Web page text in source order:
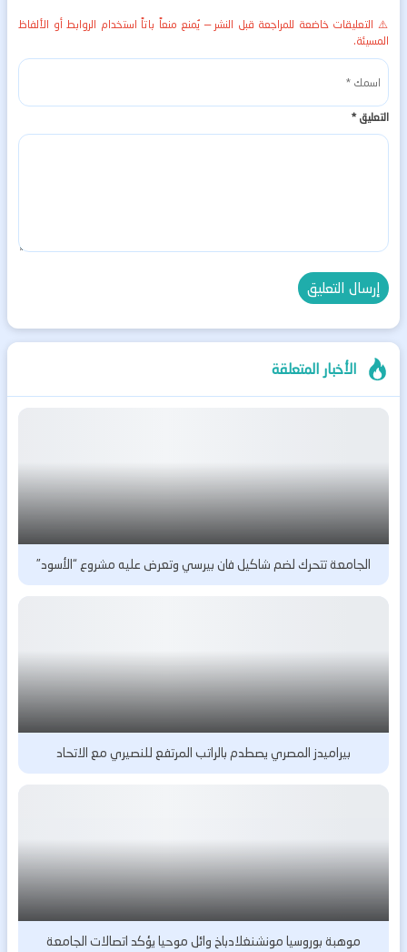
⚠️ التعليقات خاضعة للمراجعة قبل النشر — يُمنع منعاً باتاً استخدام الروابط أو الألفاظ
المسيئة.
التعليق*
الأخبار المتعلقة
الجامعة تتحرك لضم شاكيل فان بيرسي وتعرض عليه مشروع “الأسود”
بيراميدز المصري يصطدم بالراتب المرتفع للنصيري مع الاتحاد
موهبة بوروسيا مونشنغلادباخ وائل موحيا يؤكد اتصالات الجامعة